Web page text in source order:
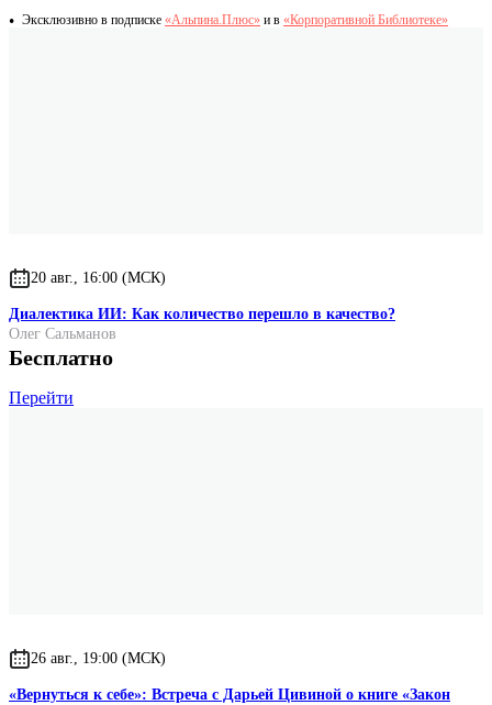
Эксклюзивно в подписке «Альпина.Плюс» и в «Корпоративной Библиотеке»
20 авг., 16:00 (МСК)
Диалектика ИИ: Как количество перешло в качество?
Олег Сальманов
Бесплатно
Перейти
26 авг., 19:00 (МСК)
«Вернуться к себе»: Встреча с Дарьей Цивиной о книге «Закон